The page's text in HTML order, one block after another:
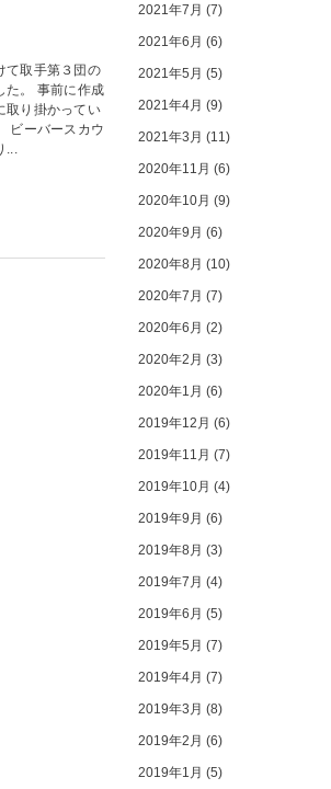
て取手第３団の
た。 事前に作成
取り掛かってい
ビーバースカウ
...
2021年7月 (7)
2021年6月 (6)
2021年5月 (5)
2021年4月 (9)
2021年3月 (11)
2020年11月 (6)
2020年10月 (9)
2020年9月 (6)
2020年8月 (10)
2020年7月 (7)
2020年6月 (2)
2020年2月 (3)
2020年1月 (6)
2019年12月 (6)
2019年11月 (7)
2019年10月 (4)
2019年9月 (6)
2019年8月 (3)
2019年7月 (4)
2019年6月 (5)
2019年5月 (7)
2019年4月 (7)
2019年3月 (8)
2019年2月 (6)
2019年1月 (5)